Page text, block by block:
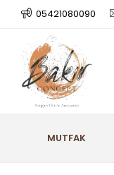
05421080090
MUTFAK